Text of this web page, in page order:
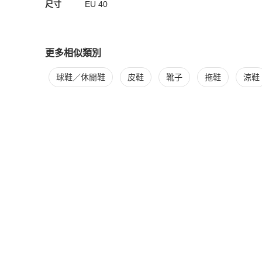
尺寸 EU 40
更多相似類別
更多Louis Vuitton 男鞋相似商品推薦
球鞋／休閒鞋 皮鞋 靴子 拖鞋 涼鞋